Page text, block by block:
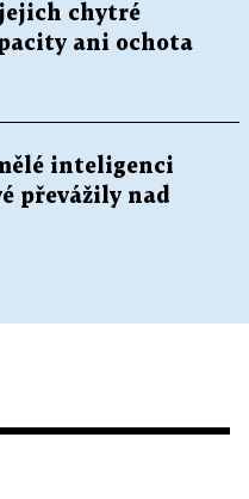
chytré
ani ochota
inteligenci
převážily nad